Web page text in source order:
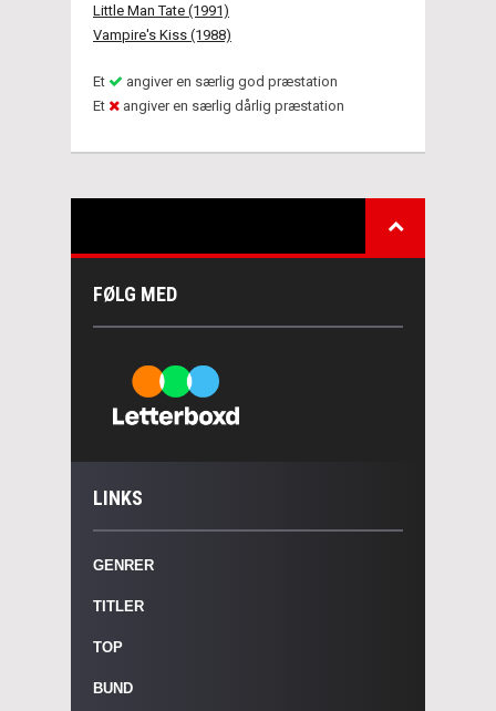
Little Man Tate (1991)
Vampire's Kiss (1988)
Et
angiver en særlig god præstation
Et
angiver en særlig dårlig præstation
FØLG MED
LINKS
GENRER
TITLER
TOP
BUND